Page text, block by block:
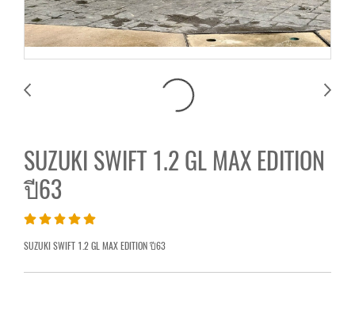
SUZUKI SWIFT 1.2 GL MAX EDITION
ปี63
SUZUKI SWIFT 1.2 GL MAX EDITION ปี63